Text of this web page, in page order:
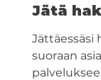
Jätä
Jättäessäsi
suoraan